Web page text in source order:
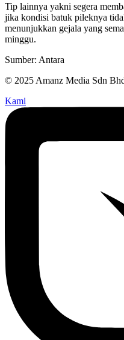
Tip lainnya yakni segera
jika kondisi batuk pileknya
menunjukkan gejala yang
minggu.
Sumber: Antara
© 2025 Amanz Media Sdn
Kami